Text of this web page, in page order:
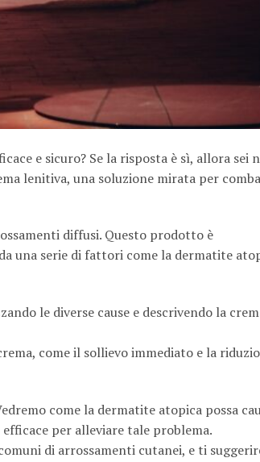
e sicuro? Se la risposta è sì, allora sei
lenitiva, una soluzione mirata per
diffusi. Questo prodotto è
una serie di fattori come la dermatite
le diverse cause e descrivendo la
come il sollievo immediato e la
come la dermatite atopica possa
per alleviare tale problema.
di arrossamenti cutanei, e ti